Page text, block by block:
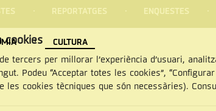
CULTURA
REPORTATGES ENQUESTES
cookies
tercers per millorar l’experiència d’usuari,
Podeu “Acceptar totes les cookies”,
les cookies tècniques que són necessàries).